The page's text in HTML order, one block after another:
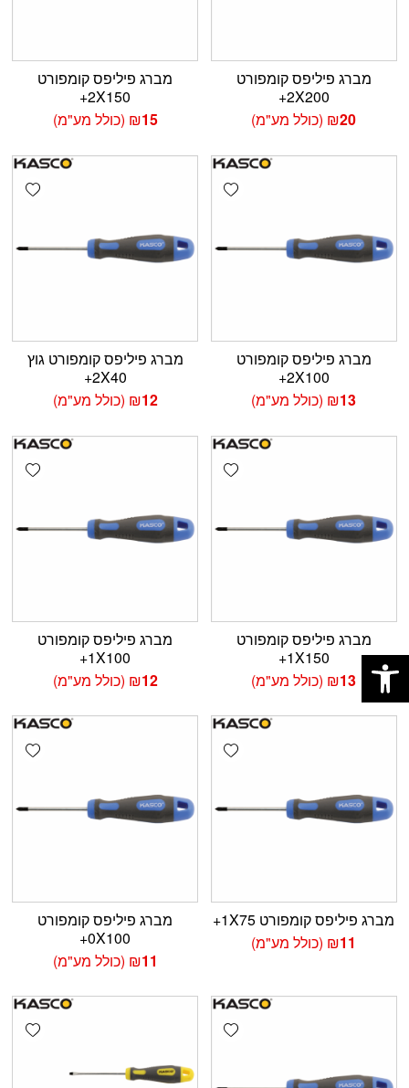
מברג פיליפס קומפורט
2X200+
₪20 (כולל מע"מ)
מברג פיליפס קומפורט
2X150+
₪15 (כולל מע"מ)
Add wishlist
מברג פיליפס קומפורט
2X100+
₪13 (כולל מע"מ)
מברג פיליפס קומפורט גוץ
2X40+
₪12 (כולל מע"מ)
Add wishlist
מברג פיליפס קומפורט
1X150+
₪13 (כולל מע"מ)
מברג פיליפס קומפורט
1X100+
₪12 (כולל מע"מ)
Add wishlist
מברג פיליפס קומפורט 1X75+
₪11 (כולל מע"מ)
מברג פיליפס קומפורט
0X100+
₪11 (כולל מע"מ)
Add wishlist
פתח סרגל נגישות